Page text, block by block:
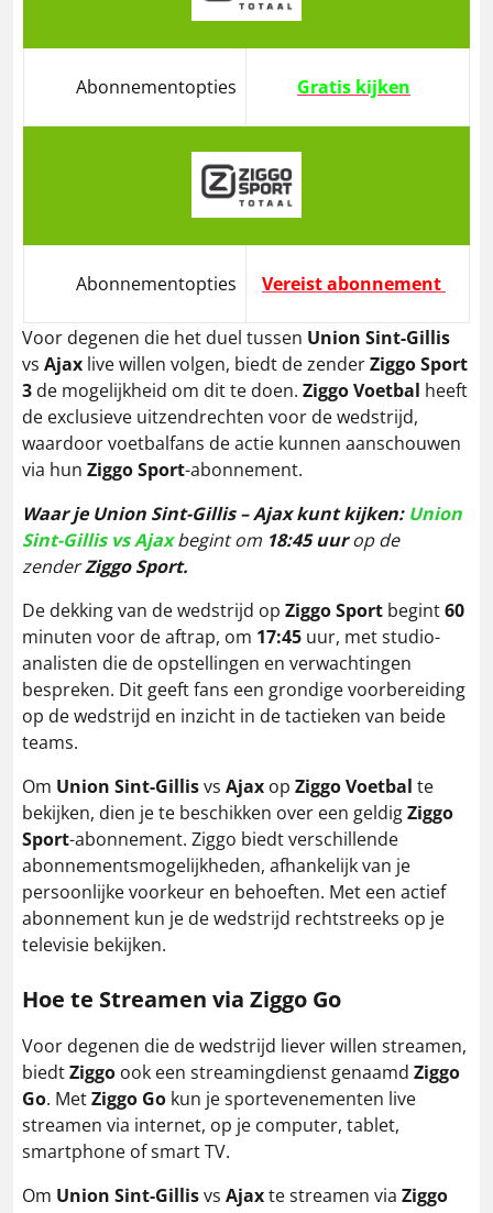
Abonnementopties Gratis kijken
Abonnementopties Vereist abonnement
Voor degenen die het duel tussen Union Sint-Gillis
vs Ajax live willen volgen, biedt de zenderZiggo Sport
3 de mogelijkheid om dit te doen. Ziggo Voetbal heeft
de exclusieve uitzendrechten voor de wedstrijd,
waardoor voetbalfans de actie kunnen aanschouwen
via hun Ziggo Sport-abonnement.
Waar jeUnion Sint-Gillis –Ajaxkunt kijken: Union
Sint-Gillis vs Ajax begint om 18:45 uurop de
zenderZiggo Sport.
De dekking van de wedstrijd op Ziggo Sport begint60
minuten voor de aftrap, om 17:45 uur, met studio-
analisten die de opstellingen en verwachtingen
bespreken. Dit geeft fans een grondige voorbereiding
op de wedstrijd en inzicht in de tactieken van beide
teams.
Om Union Sint-Gillisvs Ajax op Ziggo Voetbal te
bekijken, dien je te beschikken over een geldigZiggo
Sport-abonnement. Ziggo biedt verschillende
abonnementsmogelijkheden, afhankelijk van je
persoonlijke voorkeur en behoeften. Met een actief
abonnement kun je de wedstrijd rechtstreeks op je
televisie bekijken.
Hoe te Streamen via Ziggo Go
Voor degenen die de wedstrijd liever willen streamen,
biedtZiggo ook een streamingdienst genaamd Ziggo
Go. MetZiggo Go kun je sportevenementen live
streamen via internet, op je computer, tablet,
smartphone of smart TV.
Om Union Sint-Gillisvs Ajaxte streamen via Ziggo